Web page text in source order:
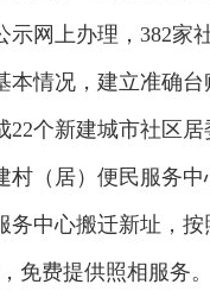
网上办理，382
情况，建立准确台
22个新建城市社区
（居）便民服务中
务中心搬迁新址，
免费提供照相服务